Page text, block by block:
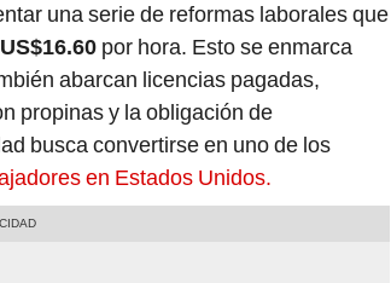
una serie de reformas laborales que
por hora. Esto se enmarca
abarcan licencias pagadas,
propinas y la obligación de
busca convertirse en uno de los
en Estados Unidos.